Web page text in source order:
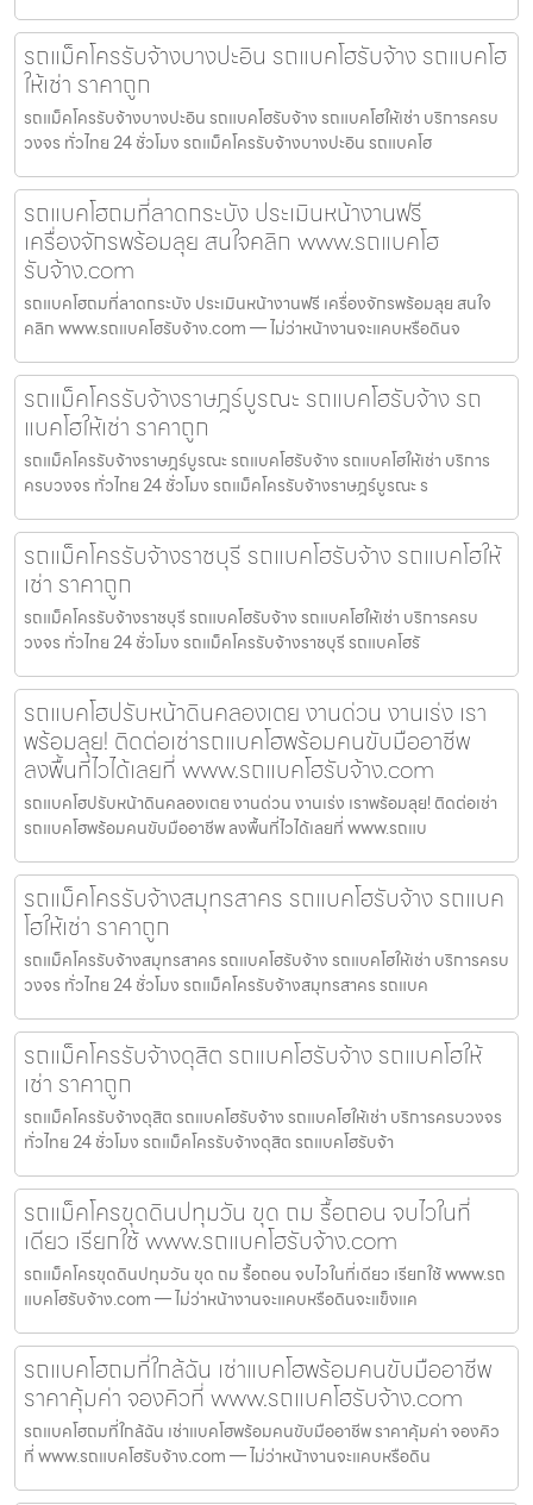
รถแม็คโครรับจ้างบางปะอิน รถแบคโฮรับจ้าง รถแบคโฮ
ให้เช่า ราคาถูก
รถแม็คโครรับจ้างบางปะอิน รถแบคโฮรับจ้าง รถแบคโฮให้เช่า บริการครบ
วงจร ทั่วไทย 24 ชั่วโมง รถแม็คโครรับจ้างบางปะอิน รถแบคโฮ
รถแบคโฮถมที่ลาดกระบัง ประเมินหน้างานฟรี
เครื่องจักรพร้อมลุย สนใจคลิก www.รถแบคโฮ
รับจ้าง.com
รถแบคโฮถมที่ลาดกระบัง ประเมินหน้างานฟรี เครื่องจักรพร้อมลุย สนใจ
คลิก www.รถแบคโฮรับจ้าง.com — ไม่ว่าหน้างานจะแคบหรือดินจ
รถแม็คโครรับจ้างราษฎร์บูรณะ รถแบคโฮรับจ้าง รถ
แบคโฮให้เช่า ราคาถูก
รถแม็คโครรับจ้างราษฎร์บูรณะ รถแบคโฮรับจ้าง รถแบคโฮให้เช่า บริการ
ครบวงจร ทั่วไทย 24 ชั่วโมง รถแม็คโครรับจ้างราษฎร์บูรณะ ร
รถแม็คโครรับจ้างราชบุรี รถแบคโฮรับจ้าง รถแบคโฮให้
เช่า ราคาถูก
รถแม็คโครรับจ้างราชบุรี รถแบคโฮรับจ้าง รถแบคโฮให้เช่า บริการครบ
วงจร ทั่วไทย 24 ชั่วโมง รถแม็คโครรับจ้างราชบุรี รถแบคโฮรั
รถแบคโฮปรับหน้าดินคลองเตย งานด่วน งานเร่ง เรา
พร้อมลุย! ติดต่อเช่ารถแบคโฮพร้อมคนขับมืออาชีพ
ลงพื้นที่ไวได้เลยที่ www.รถแบคโฮรับจ้าง.com
รถแบคโฮปรับหน้าดินคลองเตย งานด่วน งานเร่ง เราพร้อมลุย! ติดต่อเช่า
รถแบคโฮพร้อมคนขับมืออาชีพ ลงพื้นที่ไวได้เลยที่ www.รถแบ
รถแม็คโครรับจ้างสมุทรสาคร รถแบคโฮรับจ้าง รถแบค
โฮให้เช่า ราคาถูก
รถแม็คโครรับจ้างสมุทรสาคร รถแบคโฮรับจ้าง รถแบคโฮให้เช่า บริการครบ
วงจร ทั่วไทย 24 ชั่วโมง รถแม็คโครรับจ้างสมุทรสาคร รถแบค
รถแม็คโครรับจ้างดุสิต รถแบคโฮรับจ้าง รถแบคโฮให้
เช่า ราคาถูก
รถแม็คโครรับจ้างดุสิต รถแบคโฮรับจ้าง รถแบคโฮให้เช่า บริการครบวงจร
ทั่วไทย 24 ชั่วโมง รถแม็คโครรับจ้างดุสิต รถแบคโฮรับจ้า
รถแม็คโครขุดดินปทุมวัน ขุด ถม รื้อถอน จบไวในที่
เดียว เรียกใช้ www.รถแบคโฮรับจ้าง.com
รถแม็คโครขุดดินปทุมวัน ขุด ถม รื้อถอน จบไวในที่เดียว เรียกใช้ www.รถ
แบคโฮรับจ้าง.com — ไม่ว่าหน้างานจะแคบหรือดินจะแข็งแค
รถแบคโฮถมที่ใกล้ฉัน เช่าแบคโฮพร้อมคนขับมืออาชีพ
ราคาคุ้มค่า จองคิวที่ www.รถแบคโฮรับจ้าง.com
รถแบคโฮถมที่ใกล้ฉัน เช่าแบคโฮพร้อมคนขับมืออาชีพ ราคาคุ้มค่า จองคิว
ที่ www.รถแบคโฮรับจ้าง.com — ไม่ว่าหน้างานจะแคบหรือดิน